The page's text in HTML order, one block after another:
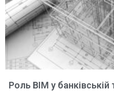
Роль BIM у банківській